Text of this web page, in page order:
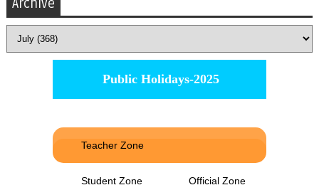
Archive
Public Holidays-2025
Teacher Zone
Student Zone Official Zone